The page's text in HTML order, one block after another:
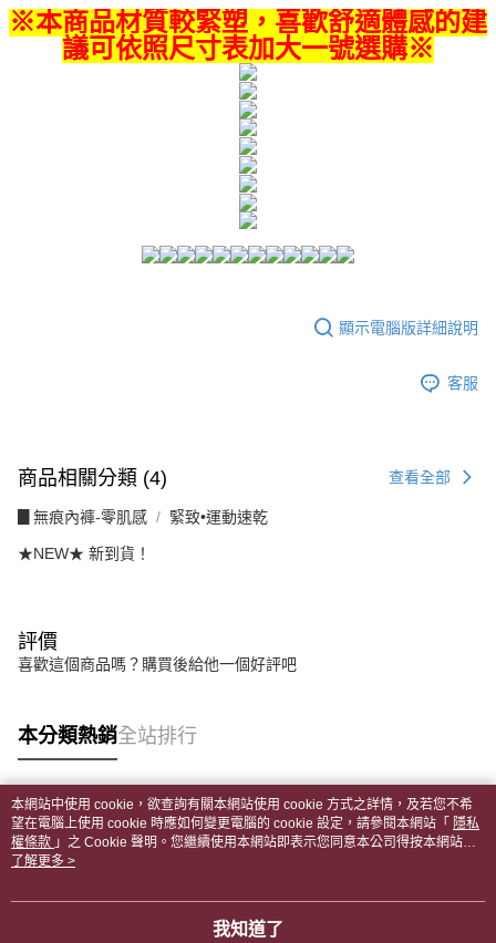
ATM／網路銀行／等多元方式進行付款，方視為交易完成。
※ 請注意：結帳手續完成當下不需立刻繳費，但若您需要取消訂單，請聯絡
購買商品的店家。未經商家同意取消之訂單仍視為有效，需透過AFTEE先享
※ 交易是否成功請以「AFTEE先享後付 」之結帳頁面顯示為準，若有關於
是否繳費成功／繳費後需取消欲退款等相關疑問，請聯繫「AFTEE先享後付
https://netprotections.freshdesk.com/support/home
１．透過由恩沛科技股份有限公司提供之「AFTEE先享後付」服務完成之交
易，需依本服務之必要範圍內提供個人資料，並將交易相關給付款項請求債
２．關於個人資料處理事宜，請瀏覽以下網址：
「AFTEE先享後付」，若未經同意申辦者引起之損失，本公司不負相關責
時審查核予不同之上限額度；若仍有額度不足之情形，本公司將視審查結果
7-11付款取貨
每筆NT$80，滿NT$1,500(含以上)免運費
每筆NT$80，滿NT$1,500(含以上)免運費
每筆NT$80，滿NT$1,500(含以上)免運費
※本商品材質較緊塑，喜歡舒適體感的建
議可依照尺寸表加大一號選購※
顯示電腦版詳細說明
客服
商品相關分類 (4) 查看全部
▊無痕內褲-零肌感 緊致•運動速乾
★NEW★ 新到貨！
評價
喜歡這個商品嗎？購買後給他一個好評吧
本分類熱銷全站排行
熱門標籤
本網站中使用 cookie，欲查詢有關本網站使用 cookie 方式之詳情，及若您不希
望在電腦上使用 cookie 時應如何變更電腦的 cookie 設定，請參閱本網站「 隱私
權條款 」之 Cookie 聲明。您繼續使用本網站即表示您同意本公司得按本網站使
用條款之 Cookie 聲明使用 cookie。
了解更多 >
我知道了